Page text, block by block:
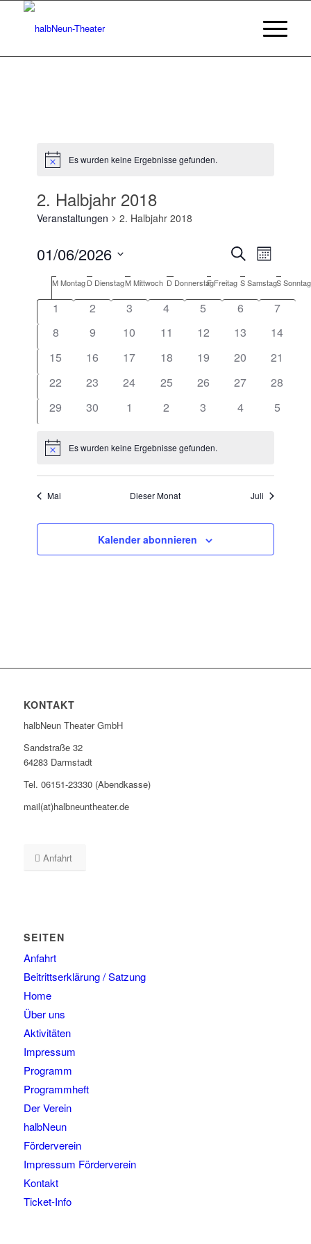
HinweisEs wurden keine Ergebnisse gefunden.
2. Halbjahr 2018
Veranstaltungen 2. Halbjahr 2018
Suche
und
SucheMonat
01/06/2026
wählen.
Kalender
von
Veranstaltungen
MMontagD DienstagMMittwoch D Donnerstag
FFreitag SSamstagSSonntag
1 2 3 4 5 6
7
8
9 10 11 12 13
14
15
16 17 18 19 20
21
22
23 24 25 26 27
28
29
30 1 2 3 4 5
HinweisEs wurden keine Ergebnisse gefunden.
Mai Dieser Monat Juli
Kalender abonnieren
KONTAKT
halbNeun Theater GmbH
Sandstraße 32
64283 Darmstadt
Tel. 06151-23330 (Abendkasse)
mail(at)halbneuntheater.de
Anfahrt
SEITEN
Anfahrt
Beitrittserklärung / Satzung
Home
Über uns
Aktivitäten
Impressum
Programm
Programmheft
Der Verein
halbNeun
Förderverein
Impressum Förderverein
Kontakt
Ticket-Info